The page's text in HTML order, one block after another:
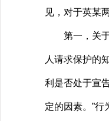
见，对于英某
第一，关于
人请求保护的
利是否处于宣
定的因素。”